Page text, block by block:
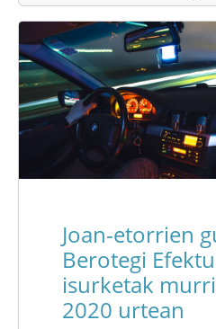
Joan-etorrien
Berotegi
isurketak
2020 urtean